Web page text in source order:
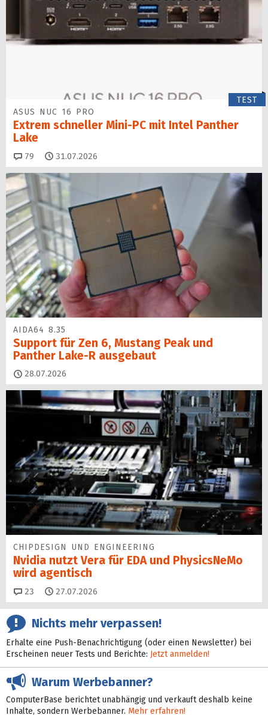
TEST
ASUS NUC 16 PRO
Extrem schneller Mini-PC mit Intel Panther
Lake
79 Kommentare
31.07.2026
AIDA64 8.35
Support für Zen 6, Mustang Peak und
Panther Lake-R ausgebaut
28.07.2026
CHIPDESIGN UND ENGINEERING
Nvidia nutzt Vera für EDA und PhysicsNeMo
wird agentisch
23 Kommentare
27.07.2026
Nichts mehr verpassen!
Erhalte eine Push-Benachrichtigung (oder einen Newsletter) bei
Erscheinen neuer Tests und Berichte: Jetzt anmelden!
Warum Werbebanner?
ComputerBase berichtet unabhängig und verkauft deshalb keine
Inhalte, sondern Werbebanner. Mehr erfahren!